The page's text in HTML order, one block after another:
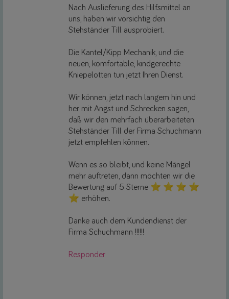
Nach Auslieferung des Hilfsmittel an
uns, haben wir vorsichtig den
Stehständer Till ausprobiert.
Die Kantel/Kipp Mechanik, und die
neuen, komfortable, kindgerechte
Kniepelotten tun jetzt Ihren Dienst.
Wir können, jetzt nach langem hin und
her mit Angst und Schrecken sagen,
daß wir den mehrfach überarbeiteten
Stehständer Till der Firma Schuchmann
jetzt empfehlen können.
Wenn es so bleibt, und keine Mängel
mehr auftreten, dann möchten wir die
Bewertung auf 5 Sterne ⭐️ ⭐️ ⭐️ ⭐️
⭐️ erhöhen.
Danke auch dem Kundendienst der
Firma Schuchmann !!!!!!
Responder